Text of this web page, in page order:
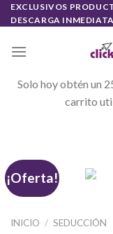
Skip
to
EXCLUSIVOS
DESCARGA INMEDIATA
Solo hoy obtén un
carrito
¡Oferta!
INICIO / SEDUCCIÓN